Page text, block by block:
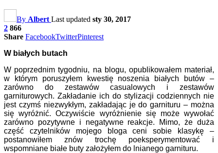
By Albert Last updated sty 30, 2017
2 866
Share FacebookTwitterPinterest
W białych butach
W poprzednim tygodniu, na blogu, opublikowałem materiał,
w którym poruszyłem kwestię noszenia białych butów –
zarówno do zestawów casualowych i zestawów
garniturowych. Zakładanie ich do stylizacji codziennych nie
jest czymś niezwykłym, zakładając je do garnituru – można
się wyróżnić. Oczywiście wyróżnienie się może wywołać
zarówno pozytywne i negatywne reakcje. Mimo, że duża
część czytelników mojego bloga ceni sobie klasykę –
postanowiłem znów trochę poeksperymentować i
wspomniane białe buty założyłem do lnianego garnituru.